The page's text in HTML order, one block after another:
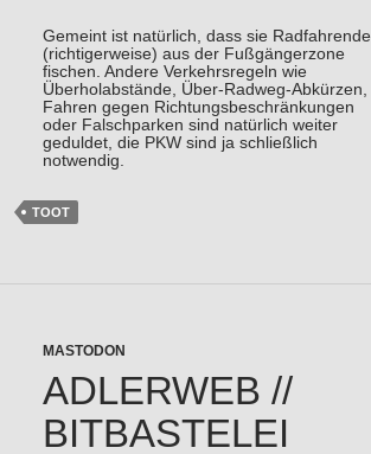
Gemeint ist natürlich, dass sie Radfahrende
(richtigerweise) aus der Fußgängerzone
fischen. Andere Verkehrsregeln wie
Überholabstände, Über-Radweg-Abkürzen,
Fahren gegen Richtungsbeschränkungen
oder Falschparken sind natürlich weiter
geduldet, die PKW sind ja schließlich
notwendig.
TOOT
MASTODON
ADLERWEB //
BITBASTELEI